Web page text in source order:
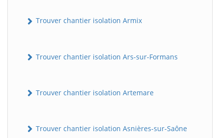
Trouver chantier isolation Armix
Trouver chantier isolation Ars-sur-Formans
Trouver chantier isolation Artemare
Trouver chantier isolation Asnières-sur-Saône